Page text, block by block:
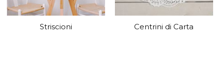
Striscioni Centrini di Carta